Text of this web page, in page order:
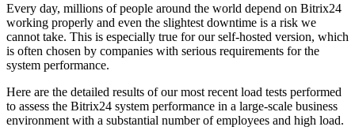
Every day, millions of people around the world depend on Bitrix24
working properly and even the slightest downtime is a risk we
cannot take. This is especially true for our self-hosted version, which
is often chosen by companies with serious requirements for the
system performance.
Here are the detailed results of our most recent load tests performed
to assess the Bitrix24 system performance in a large-scale business
environment with a substantial number of employees and high load.